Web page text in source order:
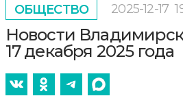
ОБЩЕСТВО 2025-12-17
Новости
17 декабря 2025 года